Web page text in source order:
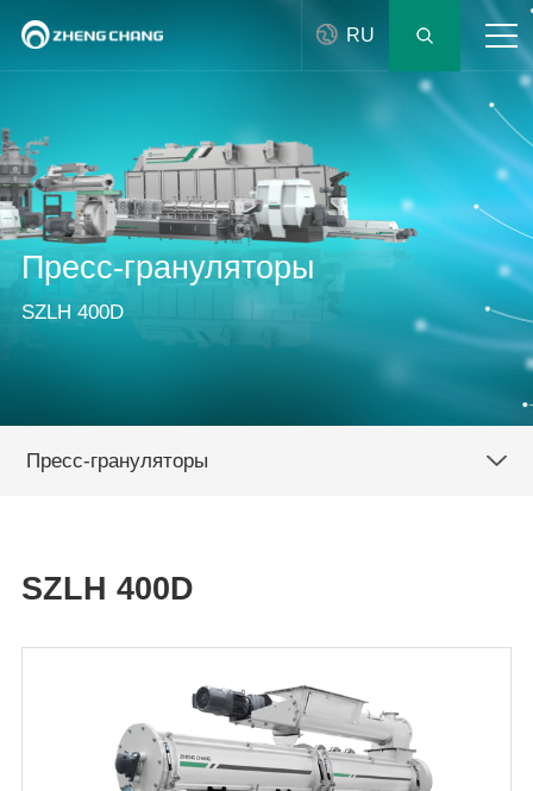
RU
Пресс-грануляторы
SZLH 400D
Пресс-грануляторы
SZLH 400D